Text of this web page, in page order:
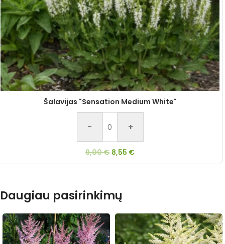
Šalavijas "Sensation Medium White"
- +
9,00€ 8,55 €
Daugiau pasirinkimų